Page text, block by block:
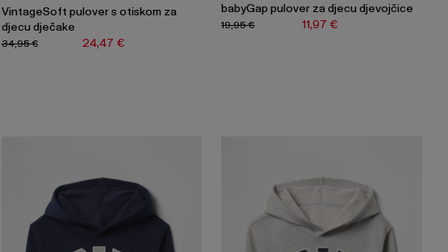
VintageSoft pulover s otiskom za
djecu dječake
24,47 €
34,95 €
babyGap pulover za djecu djevojčice
11,97 €
19,95 €